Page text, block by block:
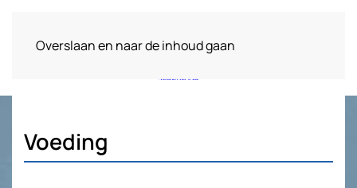
Overslaan en naar de inhoud gaan
Voeding